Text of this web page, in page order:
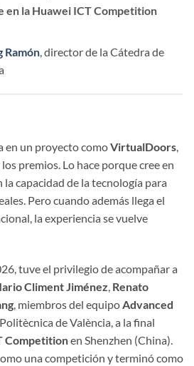
en la Huawei ICT Competition
Ramón, director de la Cátedra de
en un proyecto comoVirtualDoors,
premios. Lo hace porque cree en
la capacidad de la tecnología para
Pero cuando además llega el
la experiencia se vuelve
tuve el privilegio de acompañar a
Climent Jiménez, Renato
, miembros del equipoAdvanced
de València, a la final
Competitionen Shenzhen (China).
una competición y terminó como